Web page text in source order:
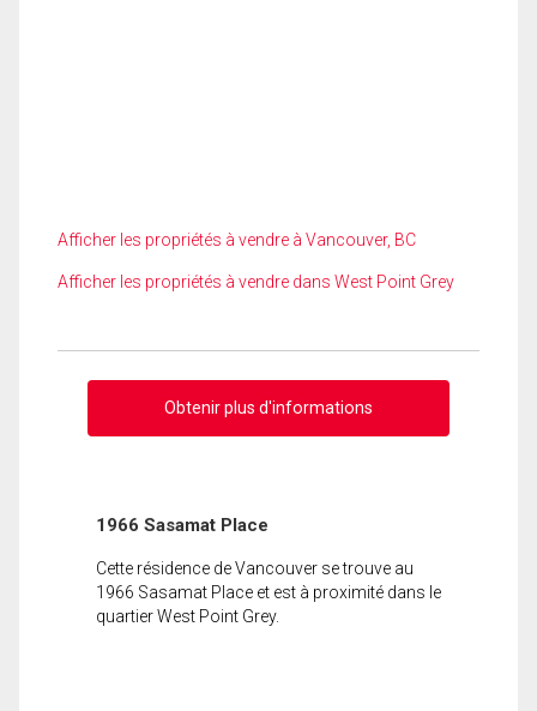
Afficher les propriétés à vendre à Vancouver, BC
Afficher les propriétés à vendre dans West Point Grey
Obtenir plus d'informations
1966 Sasamat Place
Cette résidence de Vancouver se trouve au
1966 Sasamat Place et est à proximité dans le
quartier West Point Grey.